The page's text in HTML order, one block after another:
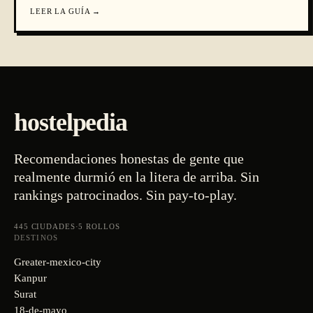
LEER LA GUÍA →
hostelpedia
Recomendaciones honestas de gente que
realmente durmió en la litera de arriba. Sin
rankings patrocinados. Sin pay-to-play.
445 CIUDADES·5 ROLLOS
DESTINOS
Greater-mexico-city
Kanpur
Surat
18-de-mayo